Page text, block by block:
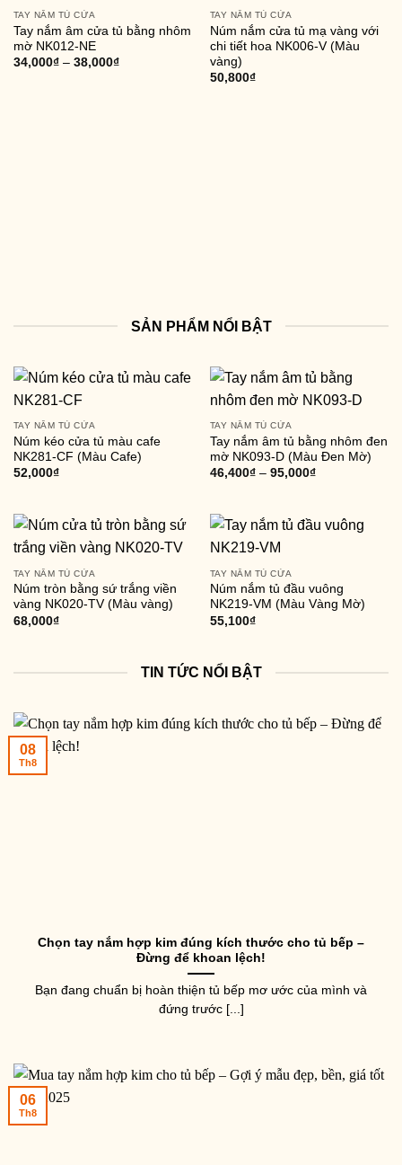
TAY NẮM TỦ CỬA
Tay nắm âm cửa tủ bằng nhôm
mờ NK012-NE
34,000₫– 38,000₫
TAY NẮM TỦ CỬA
Núm nắm cửa tủ mạ vàng với
chi tiết hoa NK006-V (Màu
vàng)
50,800₫
SẢN PHẨM NỔI BẬT
TAY NẮM TỦ CỬA
Núm kéo cửa tủ màu cafe
NK281-CF (Màu Cafe)
52,000₫
TAY NẮM TỦ CỬA
Tay nắm âm tủ bằng nhôm đen
mờ NK093-D (Màu Đen Mờ)
46,400₫– 95,000₫
TAY NẮM TỦ CỬA
Núm tròn bằng sứ trắng viền
vàng NK020-TV (Màu vàng)
68,000₫
TAY NẮM TỦ CỬA
Núm nắm tủ đầu vuông
NK219-VM (Màu Vàng Mờ)
55,100₫
TIN TỨC NỔI BẬT
Chọn tay nắm hợp kim đúng kích thước cho tủ bếp –
Đừng để khoan lệch!
Bạn đang chuẩn bị hoàn thiện tủ bếp mơ ước của mình và
đứng trước [...]
08
Th8
06
Th8